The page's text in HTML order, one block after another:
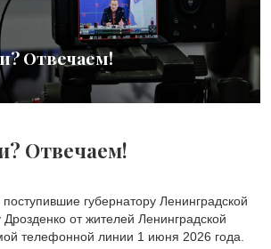
Отвечаем!
Отвечаем!
губернатору Ленинградской
от жителей Ленинградской
телефонной линии 1 июня 2026 года.